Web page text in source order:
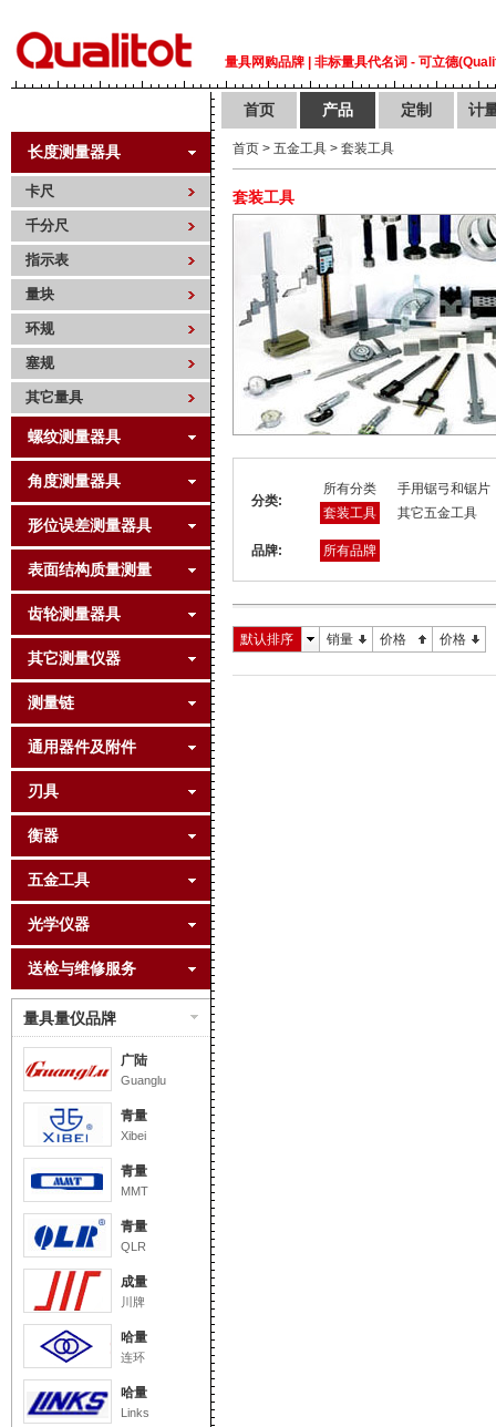
量具网购品牌 | 非标量具代名词 - 可立德
长度测量器具
卡尺
千分尺
指示表
量块
环规
塞规
其它量具
螺纹测量器具
角度测量器具
形位误差测量器具
表面结构质量测量
齿轮测量器具
其它测量仪器
测量链
通用器件及附件
刃具
衡器
五金工具
光学仪器
送检与维修服务
量具量仪品牌
广陆
Guanglu
青量
Xibei
青量
MMT
青量
QLR
成量
川牌
哈量
连环
哈量
Links
首页 产品 定制 计
首页 > 五金工具 > 套装工具
套装工具
分类:
所有分类
手用锯弓和锯片
套装工具
其它五金工具
品牌: 所有品牌
默认排序 销量 价格 价格